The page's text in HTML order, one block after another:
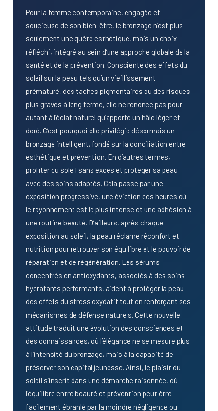
Pour la femme contemporaine, engagée et
soucieuse de son bien-être, le bronzage n’est plus
seulement une quête esthétique, mais un choix
réfléchi, intégré au sein d’une approche globale de la
santé et de la prévention. Consciente des effets du
soleil sur la peau tels qu’un vieillissement
prématuré, des taches pigmentaires ou des risques
plus graves à long terme, elle ne renonce pas pour
autant à l’éclat naturel qu’apporte un hâle léger et
doré. C’est pourquoi elle privilégie désormais un
bronzage intelligent, fondé sur la conciliation entre
esthétique et prévention. En d’autres termes,
profiter du soleil sans excès et protéger sa peau
avec des soins adaptés. Cela passe par une
exposition progressive, une éviction des heures où
le rayonnement est le plus intense et une adhésion à
une routine beauté. D’ailleurs, après chaque
exposition au soleil, la peau réclame réconfort et
nutrition pour retrouver son équilibre et le pouvoir de
réparation et de régénération. Les sérums
concentrés en antioxydants, associés à des soins
hydratants performants, aident à protéger la peau
des effets du stress oxydatif tout en renforçant ses
mécanismes de défense naturels. Cette nouvelle
attitude traduit une évolution des consciences et
des connaissances, où l’élégance ne se mesure plus
à l’intensité du bronzage, mais à la capacité de
préserver son capital jeunesse. Ainsi, le plaisir du
soleil s’inscrit dans une démarche raisonnée, où
l’équilibre entre beauté et prévention peut être
facilement ébranlé par la moindre négligence ou